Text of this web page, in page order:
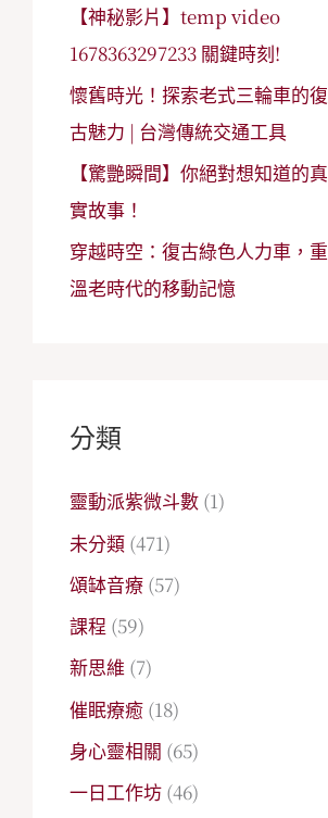
【神秘影片】temp video
1678363297233 關鍵時刻!
懷舊時光！探索老式三輪車的復
古魅力 | 台灣傳統交通工具
【驚艷瞬間】你絕對想知道的真
實故事！
穿越時空：復古綠色人力車，重
溫老時代的移動記憶
分類
靈動派紫微斗數 (1)
未分類 (471)
頌缽音療 (57)
課程 (59)
新思維 (7)
催眠療癒 (18)
身心靈相關 (65)
一日工作坊 (46)